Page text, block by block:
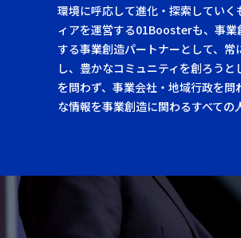
環境に呼応して進化・探索してい
ィアを運営する01Boosterも、事
する事業創造パートナーとして、
し、豊かなコミュニティを創ろう
を問わず、事業会社・地域行政を
な情報を事業創造に関わるすべての